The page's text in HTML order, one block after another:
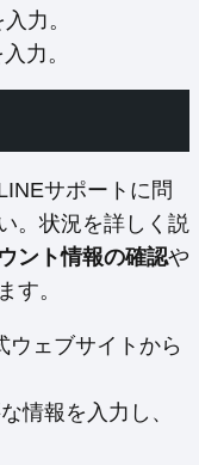
力。
力。
サポートに問
。状況を詳しく説
ント情報の確認や
す。
ウェブサイトから
情報を入力し、